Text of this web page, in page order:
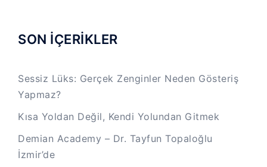
SON İÇERİKLER
Sessiz Lüks: Gerçek Zenginler Neden Gösteriş
Yapmaz?
Kısa Yoldan Değil, Kendi Yolundan Gitmek
Demian Academy – Dr. Tayfun Topaloğlu
İzmir’de